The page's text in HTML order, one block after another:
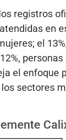
registros
en
el
el enfoque
sectores